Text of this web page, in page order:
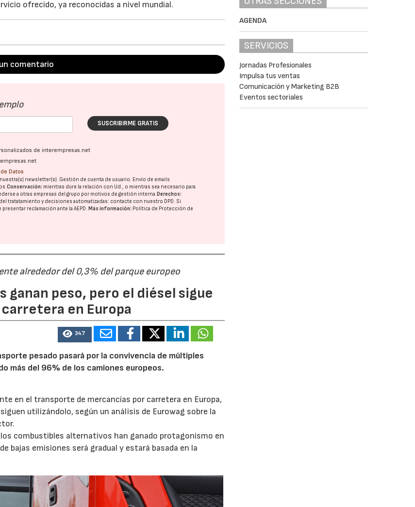
ofrecido, ya reconocidas a nivel mundial.
comentario
SUSCRIBIRME GRATIS
de interempresas.net
Datos
newsletter(s). Gestión de cuenta de usuario. Envío de emails
Conservación: mientras dure la relación con Ud., o mientras sea necesario para
a otras empresas del grupo por motivos de gestión interna. Derechos:
tratatamiento y decisiones automatizadas: contacte con nuestro DPD. Si
presentar reclamación ante laAEPD. Más información: Política de Protección de
alrededor del 0,3% del parque europeo
peso, pero el diésel sigue
en Europa
347
pesado pasará por la convivencia de múltiples
más del 96% de los camiones europeos.
en el transporte de mercancías por carretera en Europa,
utilizándolo, según un análisis de Eurowag sobre la
combustibles alternativos han ganado protagonismo en
bajas emisiones será gradual y estará basada en la
AGENDA
SERVICIOS
Jornadas Profesionales
Impulsa tus ventas
Comunicación y Marketing B2B
Eventos sectoriales